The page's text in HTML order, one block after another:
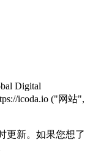
Digital
icoda.io ("网站",
更新。如果您想了